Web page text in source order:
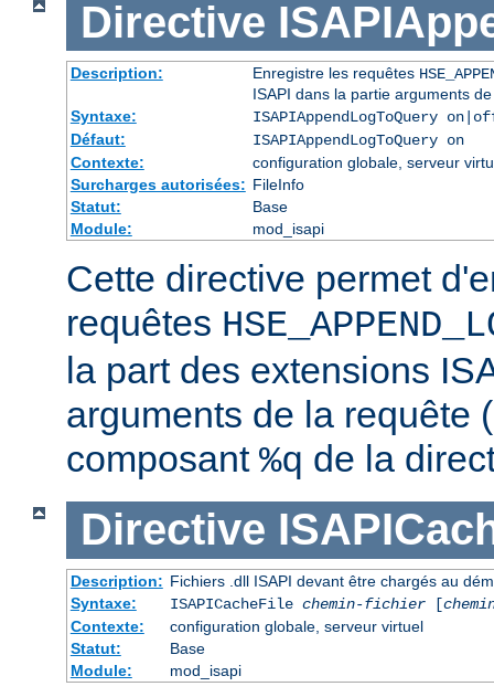
Directive
Description: Enregistre les requêtes
ISAPI dans la partie arguments
Syntaxe:
ISAPIAppendLogToQuery
Défaut:
ISAPIAppendLogToQuery on
Contexte:
configuration globale, serveur
Surcharges autorisées: FileInfo
Statut:
Base
Module:
mod_isapi
Cette directive permet
requêtes
la part des extensions
arguments de la requête
composant %q de la
Directive
Description: Fichiers .dll ISAPI devant être chargés au
Syntaxe:
ISAPICacheFile chemin-fichier[
Contexte:
configuration globale, serveur virtuel
Statut:
Base
Module:
mod_isapi